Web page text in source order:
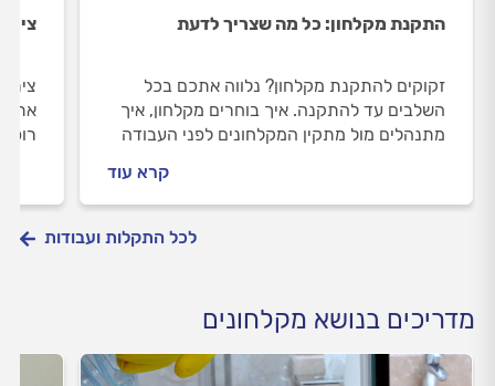
התקנת מקלחון: כל מה שצריך לדעת
זקוקים להתקנת מקלחון? נלווה אתכם בכל
השלבים עד להתקנה. איך בוחרים מקלחון, איך
מתנהלים מול מתקין המקלחונים לפני העבודה
קרא עוד
לכל התקלות ועבודות
מדריכים בנושא מקלחונים